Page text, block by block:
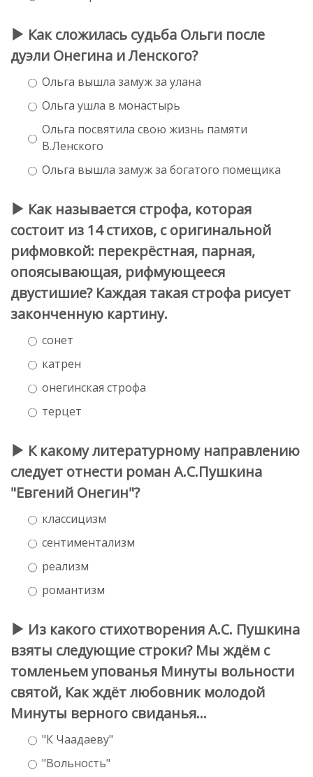
Как сложилась судьба Ольги после
дуэли Онегина и Ленского?
Ольга вышла замуж за улана
Ольга ушла в монастырь
Ольга посвятила свою жизнь памяти
В.Ленского
Ольга вышла замуж за богатого помещика
Как называется строфа, которая
состоит из 14 стихов, с оригинальной
рифмовкой: перекрёстная, парная,
опоясывающая, рифмующееся
двустишие? Каждая такая строфа рисует
законченную картину.
сонет
катрен
онегинская строфа
терцет
К какому литературному направлению
следует отнести роман А.С.Пушкина
"Евгений Онегин"?
классицизм
сентиментализм
реализм
романтизм
Из какого стихотворения А.С. Пушкина
взяты следующие строки? Мы ждём с
томленьем упованья Минуты вольности
святой, Как ждёт любовник молодой
Минуты верного свиданья...
"К Чаадаеву"
"Вольность"